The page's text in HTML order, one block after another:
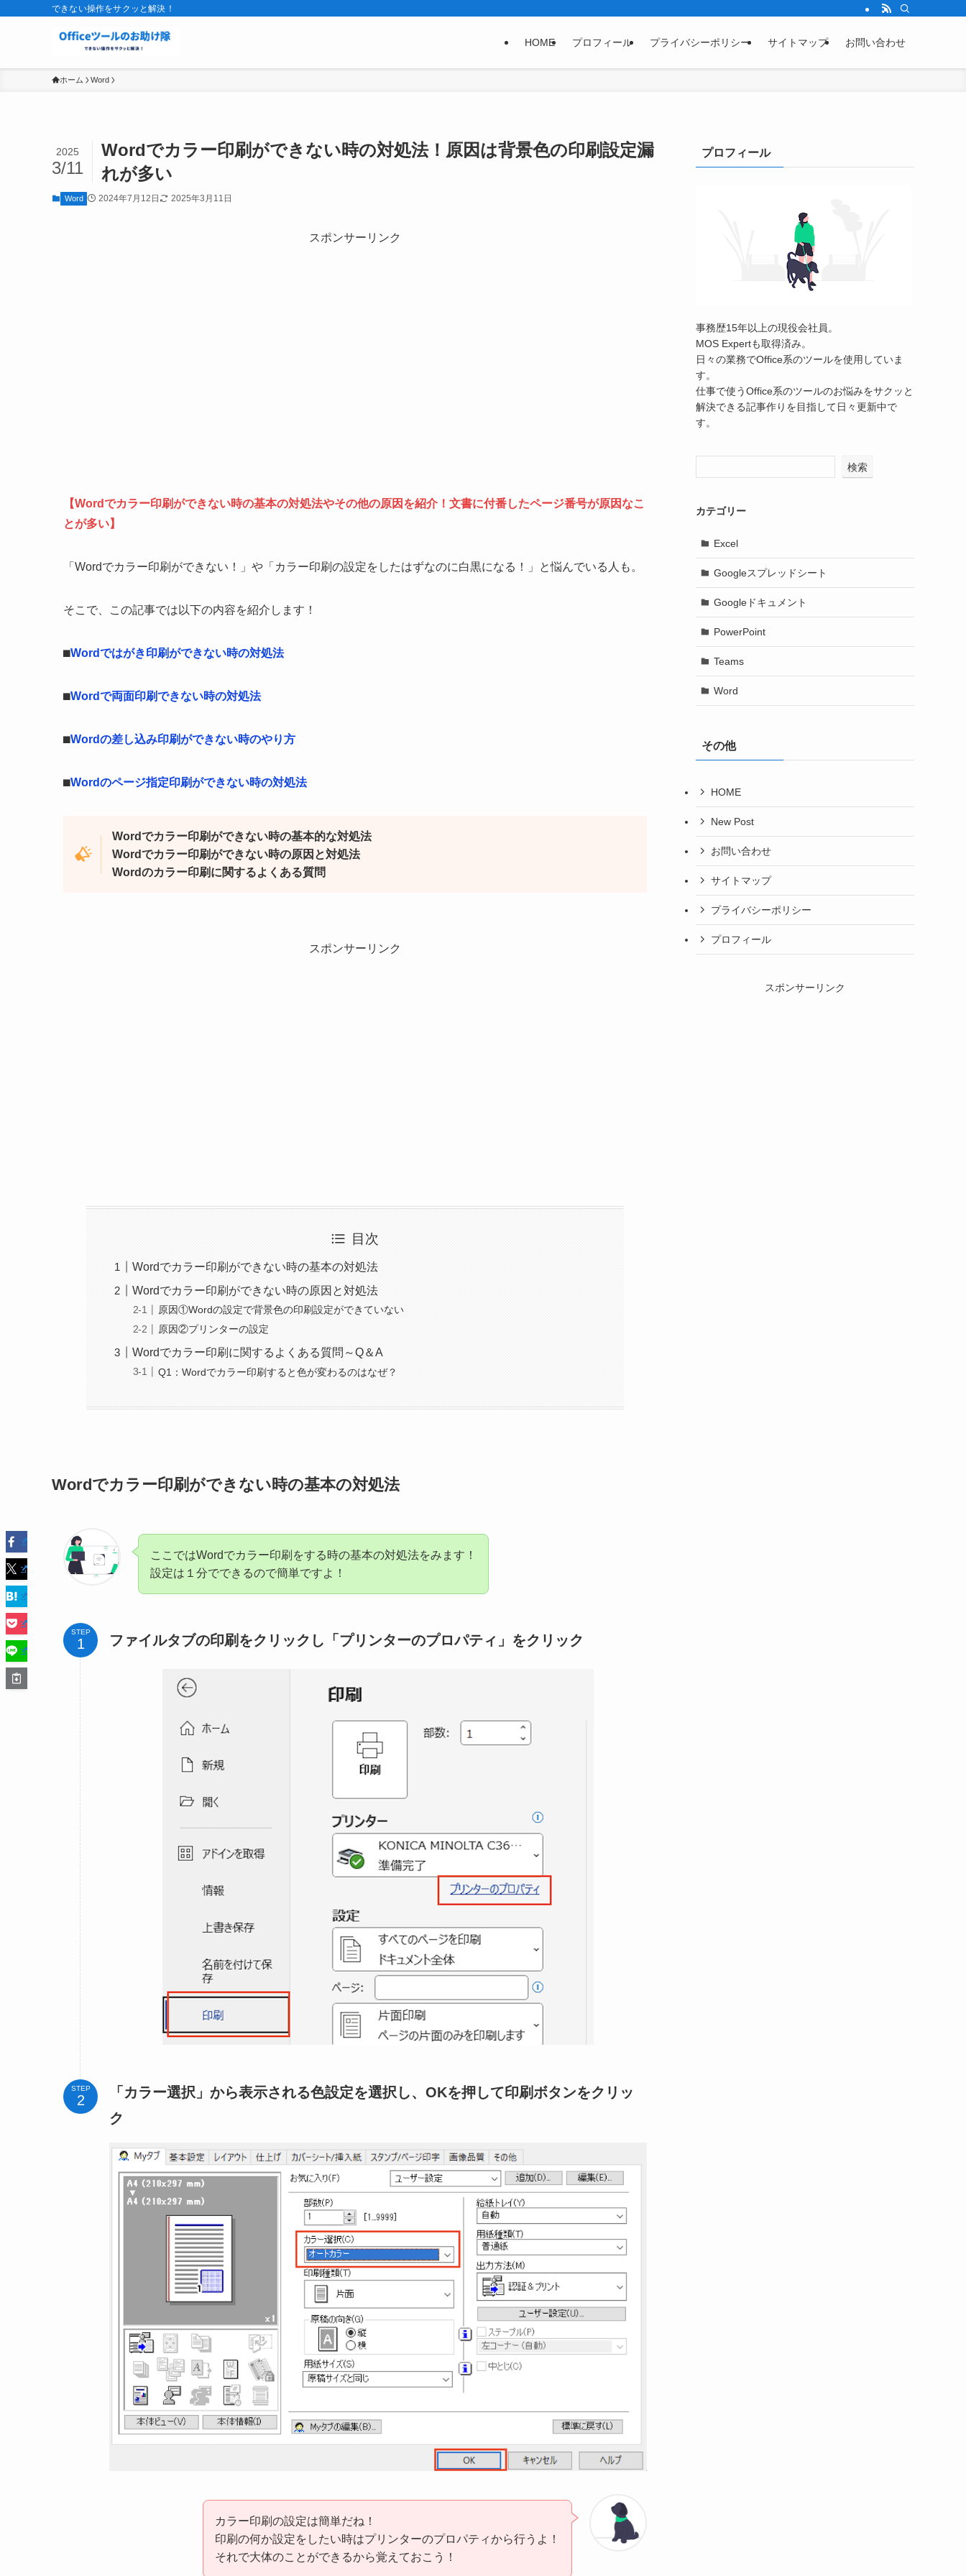
できない操作をサクッと解決！
HOME プロフィール プライバシーポリシー サイトマップ お問い合わせ
ホーム Word
Wordでカラー印刷ができない時の対処法！原因は背景色の印刷設定漏
れが多い
2025
3/11
Word 2024年7月12日 2025年3月11日
スポンサーリンク
【Wordでカラー印刷ができない時の基本の対処法やその他の原因を紹介！文書に付番したページ番号が原因なこ
とが多い】
「Wordでカラー印刷ができない！」や「カラー印刷の設定をしたはずなのに白黒になる！」と悩んでいる人も。
そこで、この記事では以下の内容を紹介します！
⬛︎Wordではがき印刷ができない時の対処法
⬛︎Wordで両面印刷できない時の対処法
⬛︎Wordの差し込み印刷ができない時のやり方
⬛︎Wordのページ指定印刷ができない時の対処法
Wordでカラー印刷ができない時の基本的な対処法
Wordでカラー印刷ができない時の原因と対処法
Wordのカラー印刷に関するよくある質問
スポンサーリンク
目次
Wordでカラー印刷ができない時の基本の対処法
Wordでカラー印刷ができない時の原因と対処法
原因①Wordの設定で背景色の印刷設定ができていない
原因②プリンターの設定
Wordでカラー印刷に関するよくある質問～Q＆A
Q1：Wordでカラー印刷すると色が変わるのはなぜ？
Wordでカラー印刷ができない時の基本の対処法
ここではWordでカラー印刷をする時の基本の対処法をみます！
設定は１分でできるので簡単ですよ！
STEP ファイルタブの印刷をクリックし「プリンターのプロパティ」をクリック
STEP
「カラー選択」から表示される色設定を選択し、OKを押して印刷ボタンをクリッ
ク
カラー印刷の設定は簡単だね！
印刷の何か設定をしたい時はプリンターのプロパティから行うよ！
それで大体のことができるから覚えておこう！
プロフィール
事務歴15年以上の現役会社員。
MOS Expertも取得済み。
日々の業務でOffice系のツールを使用していま
す。
仕事で使うOffice系のツールのお悩みをサクッと
解決できる記事作りを目指して日々更新中で
す。
検索
カテゴリー
Excel
Googleスプレッドシート
Googleドキュメント
PowerPoint
Teams
Word
その他
HOME
New Post
お問い合わせ
サイトマップ
プライバシーポリシー
プロフィール
スポンサーリンク